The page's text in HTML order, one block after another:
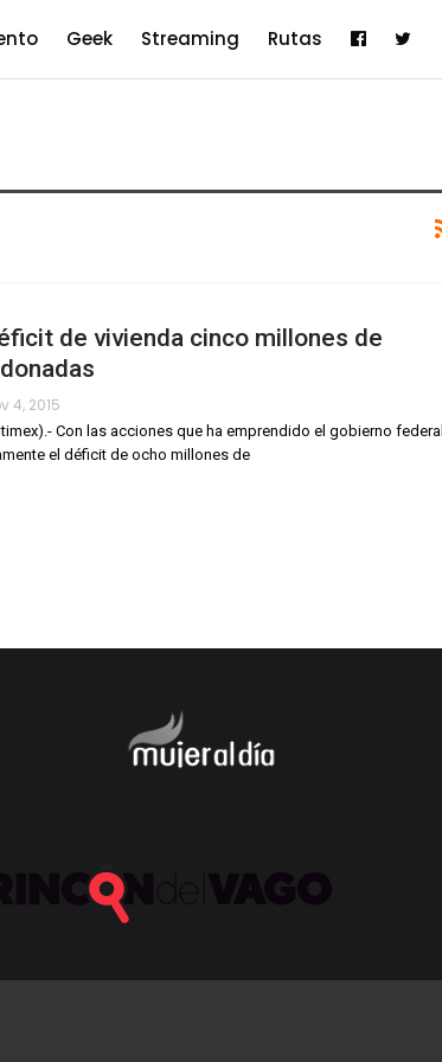
Geek Streaming Rutas
de vivienda cinco millones de
4, 2015
Con las acciones que ha emprendido el gobierno federal
el déficit de ocho millones de